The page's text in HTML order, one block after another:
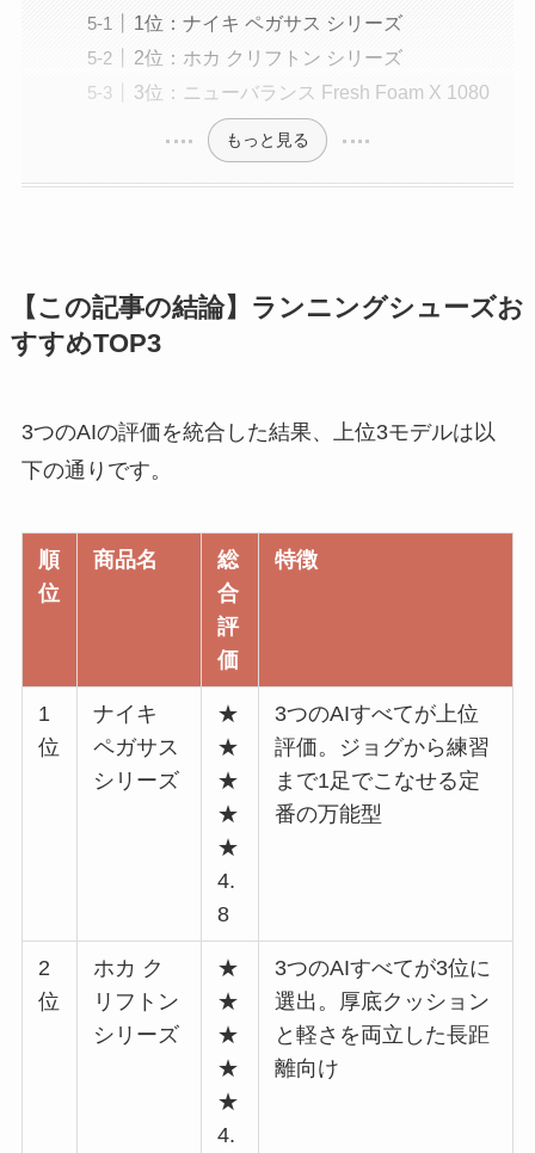
1位：ナイキ ペガサス シリーズ
2位：ホカ クリフトン シリーズ
3位：ニューバランス Fresh Foam X 1080
もっと見る
【この記事の結論】ランニングシューズお
すすめTOP3
3つのAIの評価を統合した結果、上位3モデルは以
下の通りです。
順
位
商品名
総
合
評
価
特徴
1
位
ナイキ
ペガサス
シリーズ
★
★
★
★
★
4.
8
3つのAIすべてが上位
評価。ジョグから練習
まで1足でこなせる定
番の万能型
2
位
ホカ ク
リフトン
シリーズ
★
★
★
★
★
4.
3つのAIすべてが3位に
選出。厚底クッション
と軽さを両立した長距
離向け